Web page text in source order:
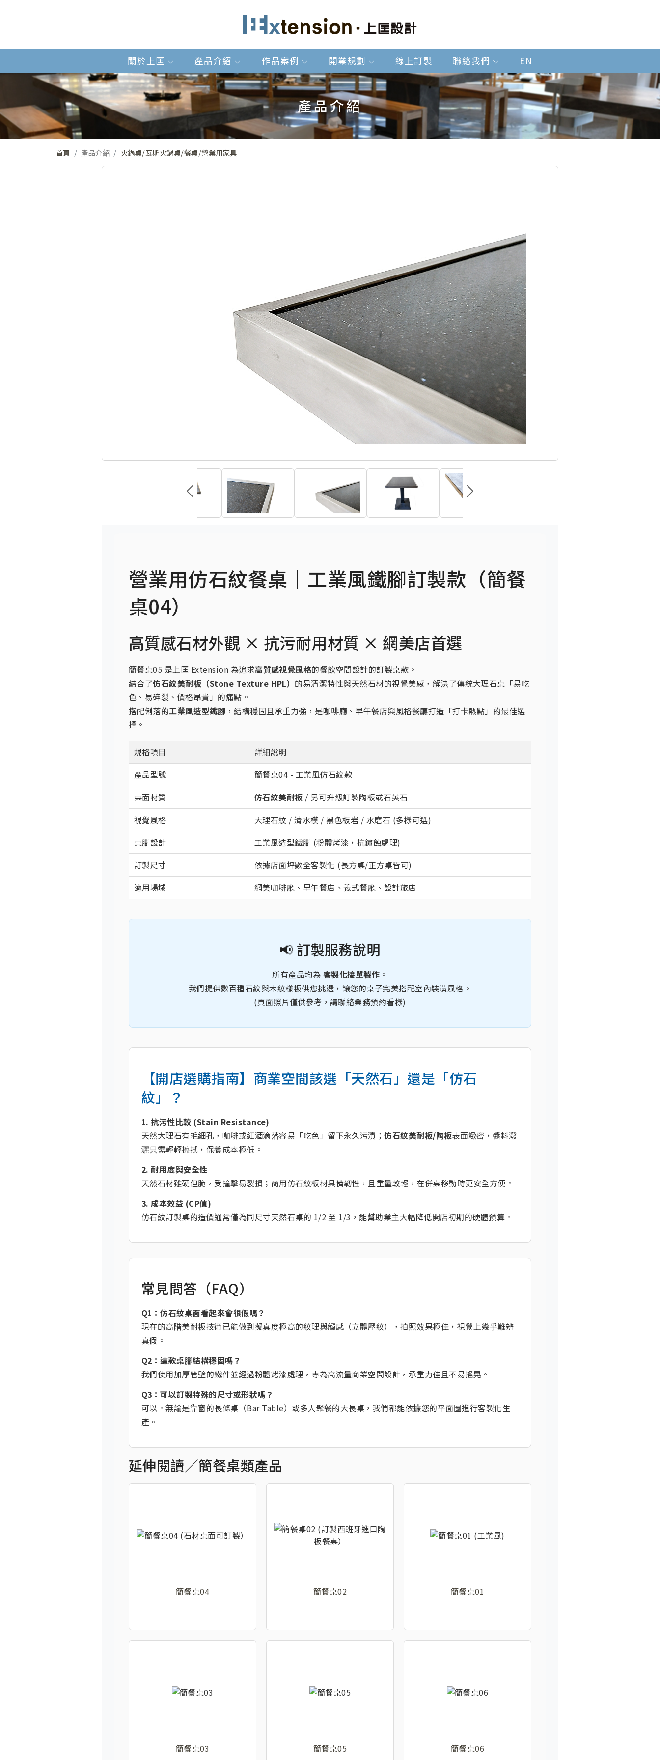
關於上匡 產品介紹 作品案例 開業規劃 線上訂製 聯絡我們 EN
產品介紹
首頁 產品介紹 火鍋桌/瓦斯火鍋桌/餐桌/營業用家具
營業用仿石紋餐桌｜工業風鐵腳訂製款（簡餐
桌04）
高質感石材外觀 × 抗污耐用材質 × 網美店首選
簡餐桌05 是上匡 Extension 為追求高質感視覺風格的餐飲空間設計的訂製桌款。
結合了仿石紋美耐板（Stone Texture HPL） 的易清潔特性與天然石材的視覺美感，解決了傳統大理石桌「易吃
色、易碎裂、價格昂貴」的痛點。
搭配俐落的工業風造型鐵腳 ，結構穩固且承重力強，是咖啡廳、早午餐店與風格餐廳打造「打卡熱點」的最佳選
擇。
規格項目
詳細說明
產品型號
簡餐桌04 - 工業風仿石紋款
桌面材質
仿石紋美耐板 / 另可升級訂製陶板或石英石
視覺風格
大理石紋 / 清水模 / 黑色板岩 / 水磨石 (多樣可選)
桌腳設計
工業風造型鐵腳 (粉體烤漆，抗鏽蝕處理)
訂製尺寸
依據店面坪數全客製化 (長方桌/正方桌皆可)
適用場域
網美咖啡廳、早午餐店、義式餐廳、設計旅店
📢 訂製服務說明
所有產品均為 客製化接單製作 。
我們提供數百種石紋與木紋樣板供您挑選，讓您的桌子完美搭配室內裝潢風格。
(頁面照片僅供參考，請聯絡業務預約看樣)
【開店選購指南】商業空間該選「天然石」還是「仿石
紋」？
1. 抗污性比較 (Stain Resistance)
天然大理石有毛細孔，咖啡或紅酒滴落容易「吃色」留下永久污漬；仿石紋美耐板/陶板表面緻密，醬料潑
灑只需輕輕擦拭，保養成本極低。
2. 耐用度與安全性
天然石材雖硬但脆，受撞擊易裂損；商用仿石紋板材具備韌性，且重量較輕，在併桌移動時更安全方便。
3. 成本效益 (CP值)
仿石紋訂製桌的造價通常僅為同尺寸天然石桌的 1/2 至 1/3，能幫助業主大幅降低開店初期的硬體預算。
常見問答（FAQ）
Q1：仿石紋桌面看起來會很假嗎？
現在的高階美耐板技術已能做到擬真度極高的紋理與觸感（立體壓紋），拍照效果極佳，視覺上幾乎難辨
真假。
Q2：這款桌腳結構穩固嗎？
我們使用加厚管壁的鐵件並經過粉體烤漆處理，專為高流量商業空間設計，承重力佳且不易搖晃。
Q3：可以訂製特殊的尺寸或形狀嗎？
可以。無論是靠窗的長條桌（Bar Table）或多人聚餐的大長桌，我們都能依據您的平面圖進行客製化生
產。
延伸閱讀／簡餐桌類產品
簡餐桌04 簡餐桌02 簡餐桌01
簡餐桌03 簡餐桌05 簡餐桌06